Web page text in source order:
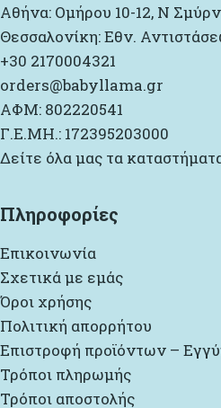
Αθήνα: Ομήρου 10-12, Ν
Θεσσαλονίκη: Εθν.
+30 2170004321
orders@babyllama.gr
ΑΦΜ: 802220541
Γ.Ε.ΜΗ.: 172395203000
Δείτε όλα μας τα
Πληροφορίες
Επικοινωνία
Σχετικά με εμάς
Όροι χρήσης
Πολιτική απορρήτου
Επιστροφή προϊόντων –
Τρόποι πληρωμής
Τρόποι αποστολής